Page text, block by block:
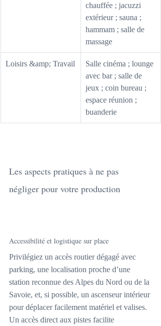
chauffée ; jacuzzi
extérieur ; sauna ;
hammam ; salle de
massage
Loisirs &amp; Travail
Salle cinéma ; lounge
avec bar ; salle de
jeux ; coin bureau ;
espace réunion ;
buanderie
Les aspects pratiques à ne pas
négliger pour votre production
Accessibilité et logistique sur place
Privilégiez un accès routier dégagé avec
parking, une localisation proche d’une
station reconnue des Alpes du Nord ou de la
Savoie, et, si possible, un ascenseur intérieur
pour déplacer facilement matériel et valises.
Un accès direct aux pistes facilite